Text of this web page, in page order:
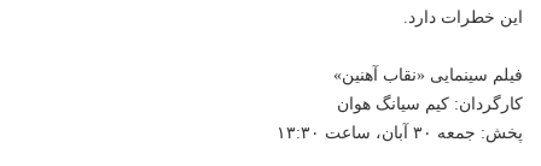
این خطرات دارد.
فیلم سینمایی «نقاب آهنین»
کارگردان: کیم سیانگ هوان
پخش: جمعه ۳۰ آبان، ساعت ۱۳:۳۰